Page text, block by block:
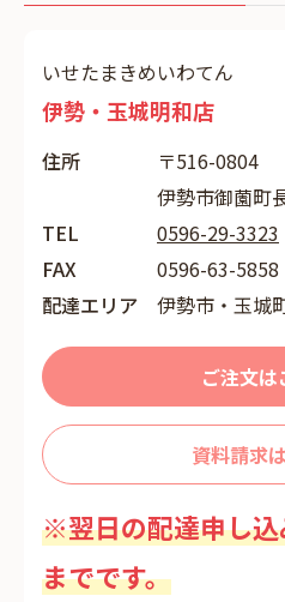
いせたまきめいわてん
伊勢・玉城明和店
住所
〒516-0804
伊勢市御薗町
TEL
0596-29-3323
FAX
0596-63-5858
配達エリア
伊勢市・玉城
ご注文は
資料請求
※翌日の配達申し
までです。